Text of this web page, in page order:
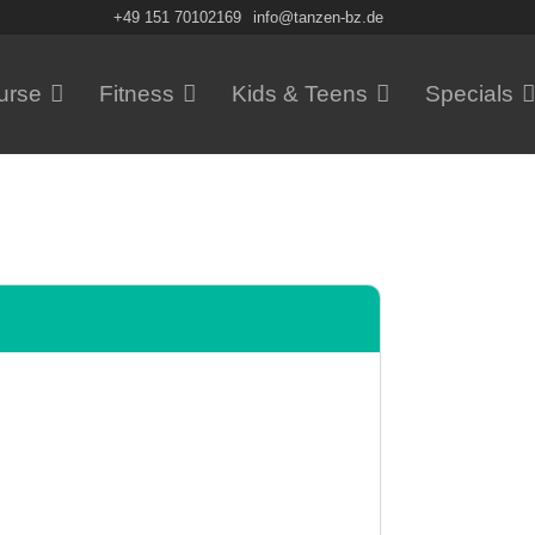
+49 151 70102169 info@tanzen-bz.de
Fitness Kids & Teens Specials